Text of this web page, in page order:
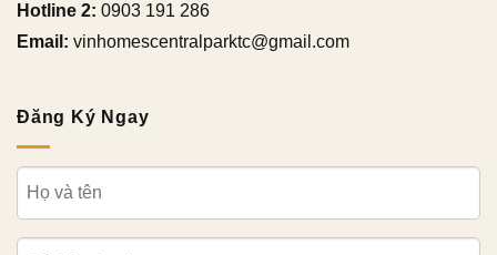
Hotline 2: 0903 191 286
Email: vinhomescentralparktc@gmail.com
Đăng Ký Ngay